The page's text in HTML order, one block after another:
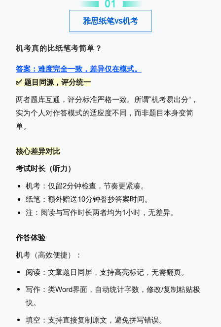
01
雅思纸笔vs机考
机考真的比纸笔考简单？
答案：难度完全一致，差异仅在模式。
✅ 题目同源，评分统一
两者题库互通，评分标准严格一致。所谓“机考易出分”，
实为个人对作答模式的适应度不同，而非题目本身变简
单。
核心差异对比
考试时长（听力）
机考：仅留2分钟检查，节奏更紧凑。
纸笔：额外赠送10分钟誊抄答案时间。
注：阅读与写作时长两者均为1小时，无差异。
作答体验
机考（高效便捷） ：
阅读：文章题目同屏，支持高亮标记，无需翻页。
写作：类Word界面，自动统计字数，修改/复制粘贴极
快。
填空：支持直接复制原文，避免拼写错误。